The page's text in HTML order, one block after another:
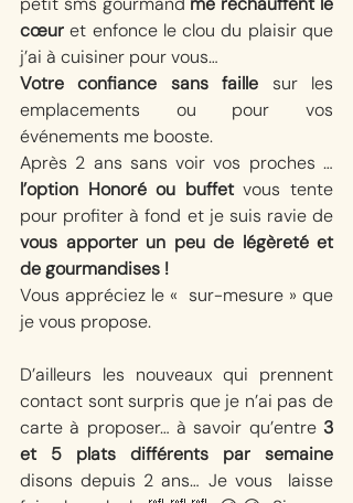
cœur et enfonce le clou du plaisir que
j’ai à cuisiner pour vous…
Votre confiance sans faille sur les
emplacements ou pour vos
événements me booste.
l’option Honoré ou buffet vous tente
vous apporter un peu de légèreté et
de gourmandises !
Vous appréciez le «  sur-mesure » que
je vous propose.
D’ailleurs les nouveaux qui prennent
contact sont surpris que je n’ai pas de
carte à proposer… à savoir qu’entre 3
disons depuis 2 ans… Je vous  laisse